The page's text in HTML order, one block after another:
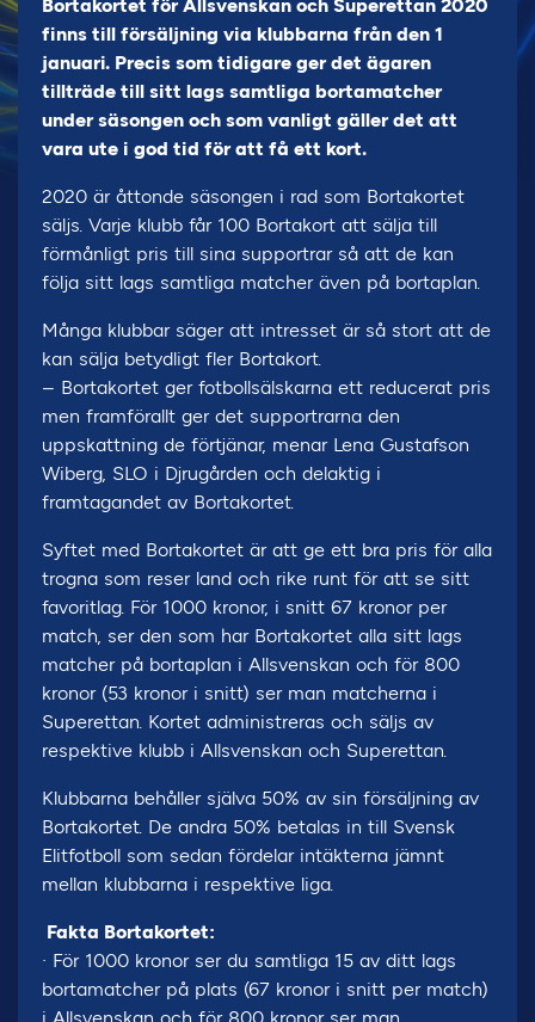
Bortakortet för Allsvenskan och Superettan 2020
finns till försäljning via klubbarna från den 1
januari. Precis som tidigare ger det ägaren
tillträde till sitt lags samtliga bortamatcher
under säsongen och som vanligt gäller det att
vara ute i god tid för att få ett kort.
2020 är åttonde säsongen i rad som Bortakortet
säljs. Varje klubb får 100 Bortakort att sälja till
förmånligt pris till sina supportrar så att de kan
följa sitt lags samtliga matcher även på bortaplan.
Många klubbar säger att intresset är så stort att de
kan sälja betydligt fler Bortakort.
– Bortakortet ger fotbollsälskarna ett reducerat pris
men framförallt ger det supportrarna den
uppskattning de förtjänar, menar Lena Gustafson
Wiberg, SLO i Djrugården och delaktig i
framtagandet av Bortakortet.
Syftet med Bortakortet är att ge ett bra pris för alla
trogna som reser land och rike runt för att se sitt
favoritlag. För 1000 kronor, i snitt 67 kronor per
match, ser den som har Bortakortet alla sitt lags
matcher på bortaplan i Allsvenskan och för 800
kronor (53 kronor i snitt) ser man matcherna i
Superettan. Kortet administreras och säljs av
respektive klubb i Allsvenskan och Superettan.
Klubbarna behåller själva 50% av sin försäljning av
Bortakortet. De andra 50% betalas in till Svensk
Elitfotboll som sedan fördelar intäkterna jämnt
mellan klubbarna i respektive liga.
Fakta Bortakortet:
· För 1000 kronor ser du samtliga 15 av ditt lags
bortamatcher på plats (67 kronor i snitt per match)